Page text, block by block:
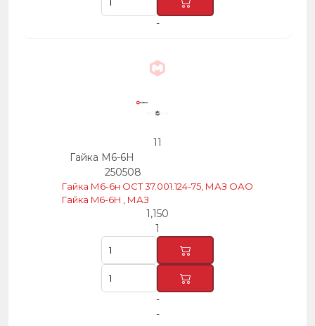
-
11
Гайка М6-6Н
250508
Гайка М6-6н ОСТ 37.001.124-75, МАЗ ОАО
Гайка M6-6H , МАЗ
1,150
1
-
-